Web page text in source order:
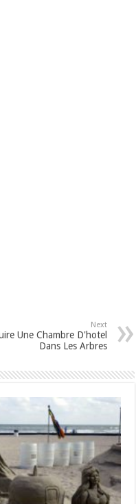
Next
Une Chambre D'hotel
Dans Les Arbres